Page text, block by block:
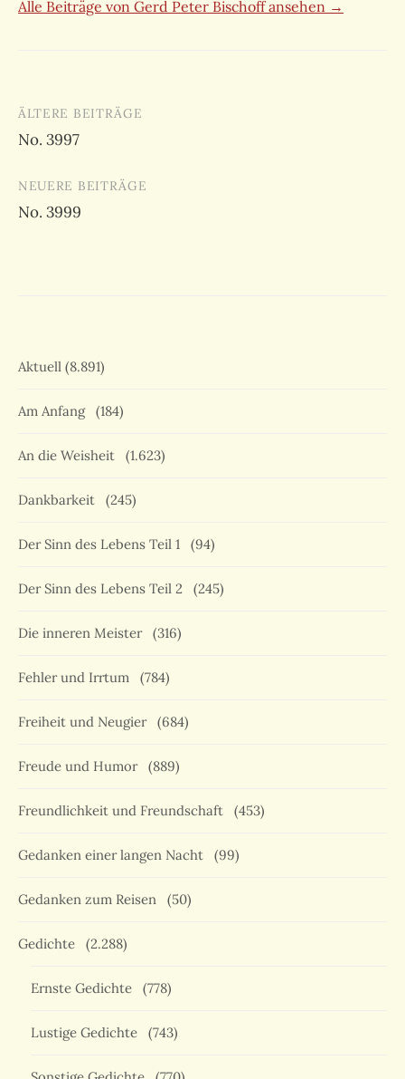
Alle Beiträge von Gerd Peter Bischoff ansehen →
Beitragsnavigation
ÄLTERE BEITRÄGE
No. 3997
NEUERE BEITRÄGE
No. 3999
Aktuell (8.891)
Am Anfang (184)
An die Weisheit (1.623)
Dankbarkeit (245)
Der Sinn des Lebens Teil 1 (94)
Der Sinn des Lebens Teil 2 (245)
Die inneren Meister (316)
Fehler und Irrtum (784)
Freiheit und Neugier (684)
Freude und Humor (889)
Freundlichkeit und Freundschaft (453)
Gedanken einer langen Nacht (99)
Gedanken zum Reisen (50)
Gedichte (2.288)
Ernste Gedichte (778)
Lustige Gedichte (743)